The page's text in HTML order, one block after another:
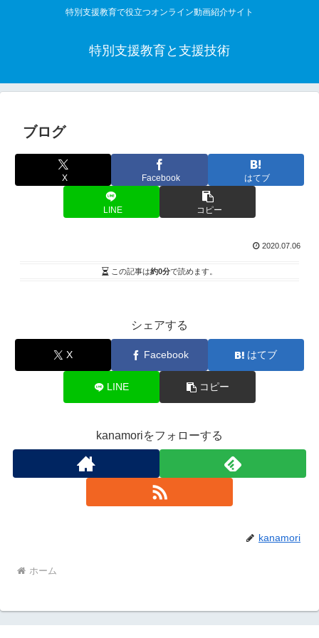
特別支援教育で役立つオンライン動画紹介サイト
特別支援教育と支援技術
ブログ
X Facebook はてブ
LINE コピー
2020.07.06
この記事は約0分で読めます。
シェアする
X Facebook はてブ
LINE コピー
kanamoriをフォローする
kanamori
ホーム